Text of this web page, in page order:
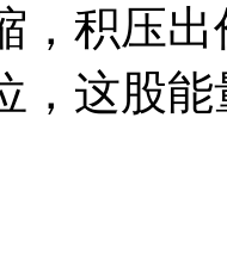
，积压
，这股